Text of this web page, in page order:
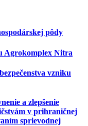
pôdy
Agrokomplex Nitra
vzniku
a zlepšenie
v prihraničnej
sprievodnej